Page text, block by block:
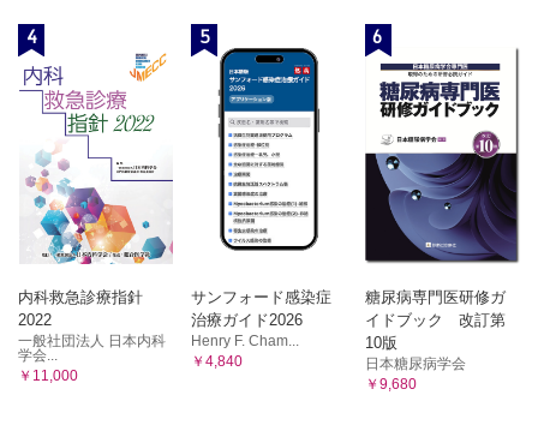
4
内科救急診療指針
2022
一般社団法人 日本内科
学会...
￥11,000
5
サンフォード感染症
治療ガイド2026
Henry F. Cham...
￥4,840
6
糖尿病専門医研修ガ
イドブック 改訂第
10版
日本糖尿病学会
￥9,680